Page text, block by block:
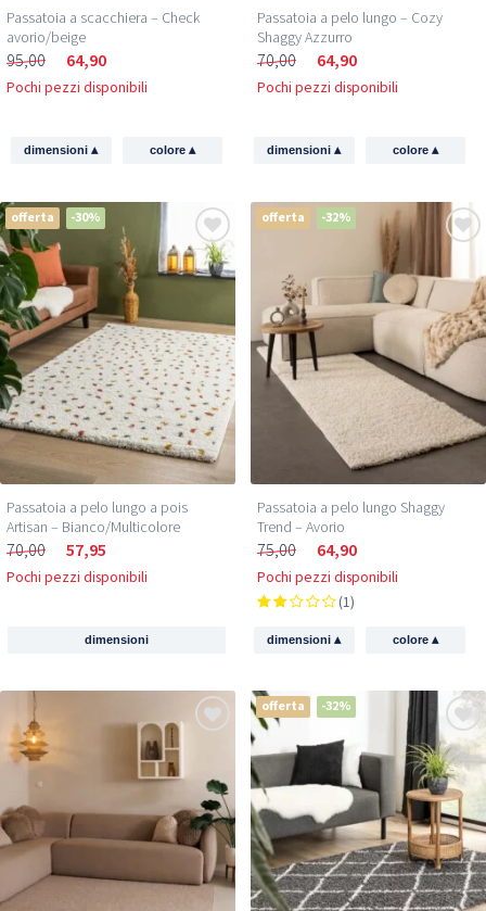
Passatoia a scacchiera – Check
avorio/beige
95,00 64,90
Pochi pezzi disponibili
dimensioni▴ colore ▴
Passatoia a pelo lungo – Cozy
Shaggy Azzurro
70,00 64,90
Pochi pezzi disponibili
dimensioni▴ colore ▴
offerta -30%
Passatoia a pelo lungo a pois
Artisan – Bianco/Multicolore
70,00 57,95
Pochi pezzi disponibili
dimensioni
offerta -32%
Passatoia a pelo lungo Shaggy
Trend – Avorio
75,00 64,90
Pochi pezzi disponibili
(1)
dimensioni▴ colore ▴
offerta -32%